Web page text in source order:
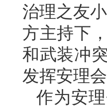
治理之友
方主持下
和武装冲
发挥安理
作为安